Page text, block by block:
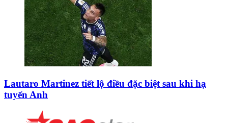
Lautaro Martinez tiết lộ điều đặc biệt sau khi hạ
tuyển Anh